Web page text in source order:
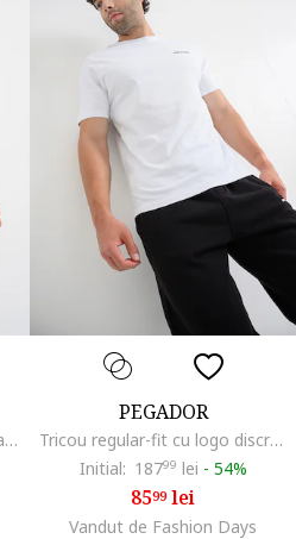
Bluza de trening cu maneci cazute si croiala lejera, Gri deschis
PEGADOR
Tricou regular-fit cu logo discret, Alb optic
Initial: 18799 lei - 54%
8599lei
Vandut de Fashion Days